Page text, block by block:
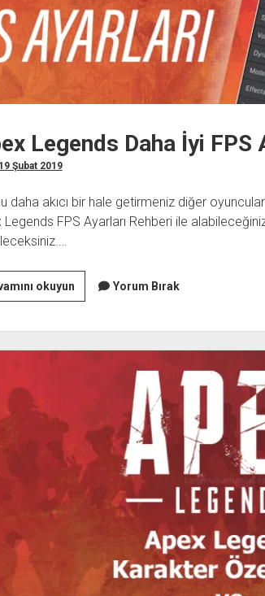
Legends Daha İyi FPS
19 Şubat 2019
daha akıcı bir hale getirmeniz diğer
Legends FPS Ayarları Rehberi ile
okuyunApex
Legends
Yorum Bırak